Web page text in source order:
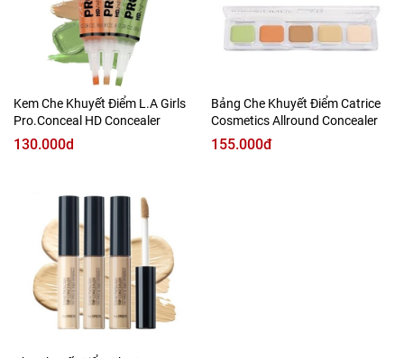
Kem Che Khuyết Điểm L.A Girls
Pro.Conceal HD Concealer
130.000d
Bảng Che Khuyết Điểm Catrice
Cosmetics Allround Concealer
155.000đ